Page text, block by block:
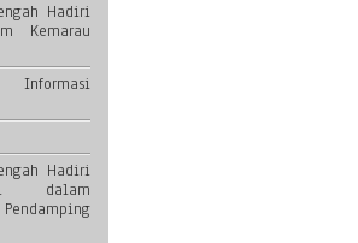
Hadiri
Kemarau
Hadiri
dalam